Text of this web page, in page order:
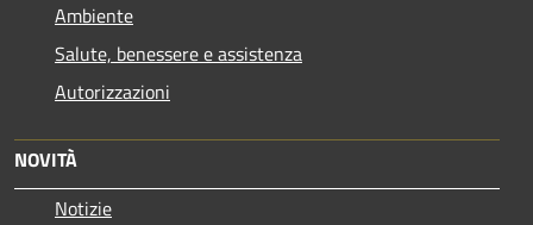
Ambiente
Salute, benessere e assistenza
Autorizzazioni
NOVITÀ
Notizie